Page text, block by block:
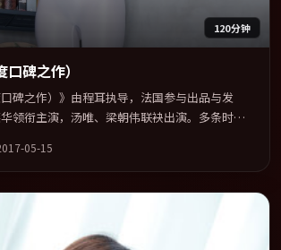
120分钟
碑之作）
口碑之作）》由程耳执导，法国参与出品与发
领衔主演，汤唯、梁朝伟联袂出演。多条时间
视听上力求统一。定于 2017-02-08 在内地院线
，2017 年度话题片中口碑稳健，适合喜欢强情
完整观看。
05-15